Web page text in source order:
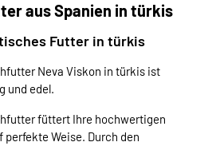
aus Spanien in türkis
Futter in türkis
Neva Viskon in türkis ist
und edel.
füttert Ihre hochwertigen
Weise. Durch den